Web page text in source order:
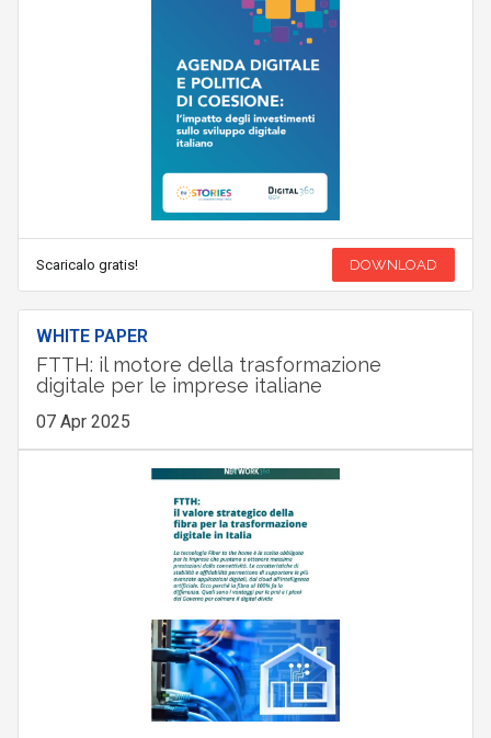
Scaricalo gratis! DOWNLOAD
WHITE PAPER
FTTH: il motore della trasformazione
digitale per le imprese italiane
07 Apr 2025